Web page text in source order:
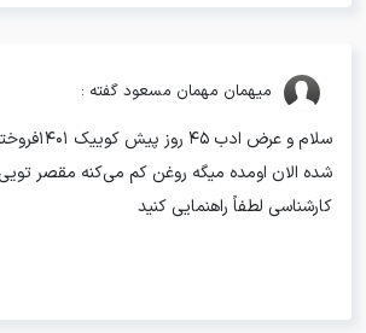
میهمان مهمان مسعود گفته :
سلام و عرض
شده الان اومده میگه روغن کم می‌کنه مقصر
کارشناسی لطفاً راهنمایی کنید